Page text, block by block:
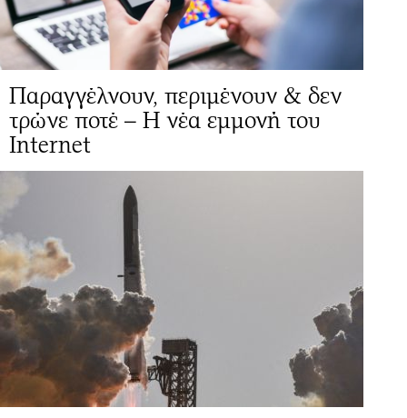
Παραγγέλνουν, περιμένουν & δεν
τρώνε ποτέ – Η νέα εμμονή του
Internet